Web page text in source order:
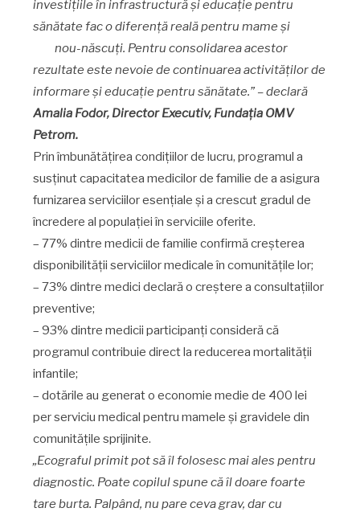
investițiile în infrastructură și educație pentru
sănătate fac o diferență reală pentru mame și
nou-născuți. Pentru consolidarea acestor
rezultate este nevoie de continuarea activităților de
informare și educație pentru sănătate.” – declară
Amalia Fodor, Director Executiv, Fundația OMV
Petrom.
Prin îmbunătățirea condițiilor de lucru, programul a
susținut capacitatea medicilor de familie de a asigura
furnizarea serviciilor esențiale și a crescut gradul de
încredere al populației în serviciile oferite.
– 77% dintre medicii de familie confirmă creșterea
disponibilității serviciilor medicale în comunitățile lor;
– 73% dintre medici declară o creștere a consultațiilor
preventive;
– 93% dintre medicii participanți consideră că
programul contribuie direct la reducerea mortalității
infantile;
– dotările au generat o economie medie de 400 lei
per serviciu medical pentru mamele și gravidele din
comunitățile sprijinite.
„Ecograful primit pot să îl folosesc mai ales pentru
diagnostic. Poate copilul spune că îl doare foarte
tare burta. Palpând, nu pare ceva grav, dar cu